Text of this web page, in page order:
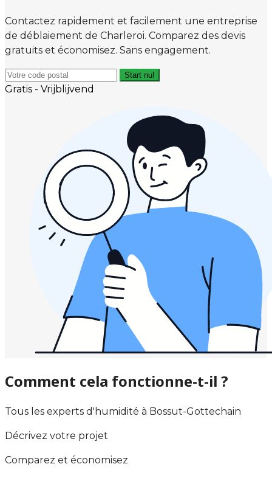
Contactez rapidement et facilement une entreprise
de déblaiement de Charleroi. Comparez des devis
gratuits et économisez. Sans engagement.
Start nu!
Gratis - Vrijblijvend
Comment cela fonctionne-t-il ?
Tous les experts d'humidité à Bossut-Gottechain
Décrivez votre projet
Comparez et économisez